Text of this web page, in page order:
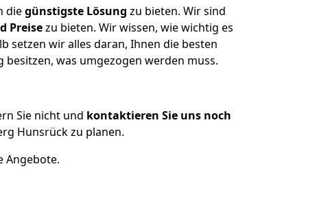
diegünstigste Lösung zu bieten. Wir sind
Preisezu bieten. Wir wissen, wie wichtig es
setzen wir alles daran, Ihnen die besten
besitzen, was umgezogen werden muss.
Sie nicht und kontaktieren Sie uns noch
Hunsrück zu planen.
Angebote.